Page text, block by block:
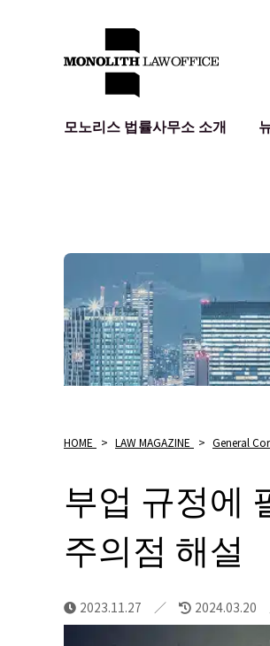
모노리스 법률사무소 소개
개인정보 보호
광고 리뷰
HOME > LAW MAGAZINE > General
부업 규정에
주의점 해설
2023.11.27 2024.03.20